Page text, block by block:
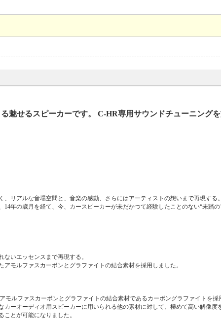
魅せるスピーカーです。 C-HR専用サウンドチューニング
リアルな音場空間と、音楽の感動、さらにはアーティストの想いまで再現する
年の歳月を経て、今、カースピーカーが未だかつて経験したことのない“未踏
いエッセンスまで再現する。
モルファスカーボンとグラファイトの結合素材を採用しました。
ルファスカーボンとグラファイトの結合素材であるカーボングラファイトを採
ーオーディオ用スピーカーに用いられる他の素材に対して、極めて高い解像度
とが可能になりました。